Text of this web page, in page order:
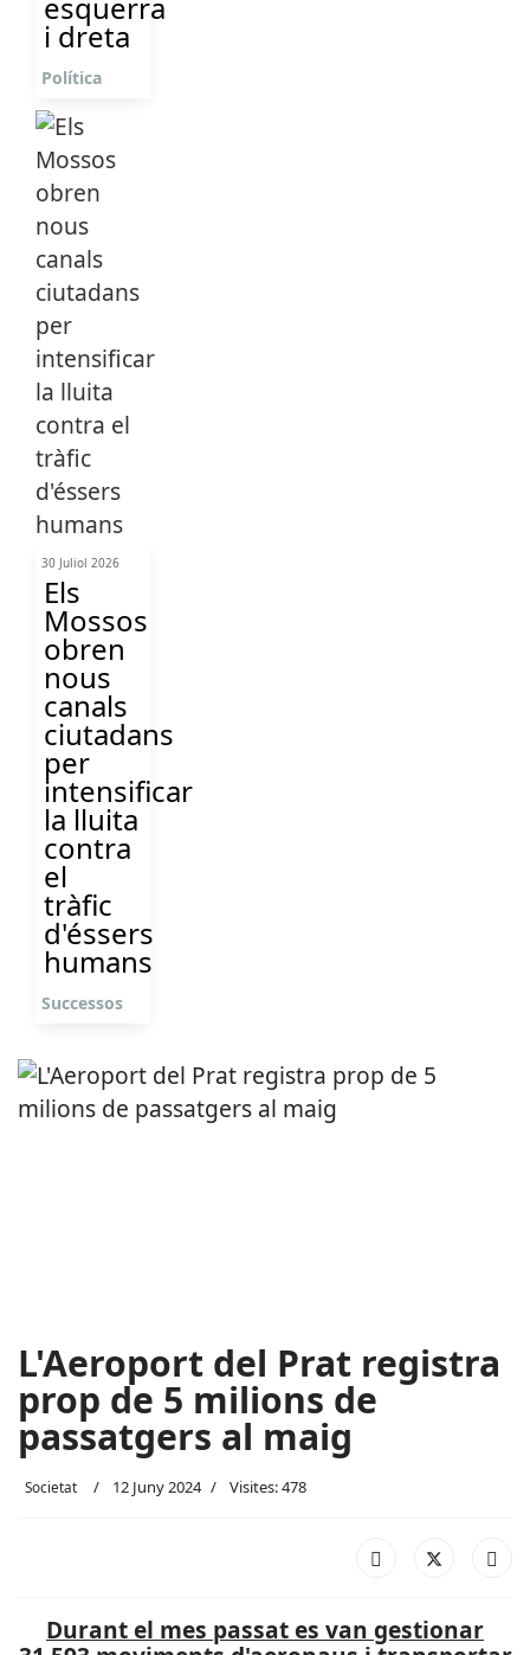
i dreta
Política
30 Juliol 2026
Els
Mossos
obren
nous
canals
ciutadans
per
intensificar
la lluita
contra
el
tràfic
d'éssers
humans
Successos
L'Aeroport del Prat registra
prop de 5 milions de
passatgers al maig
Societat 12 Juny 2024 Visites: 478
Durant el mes passat es van gestionar